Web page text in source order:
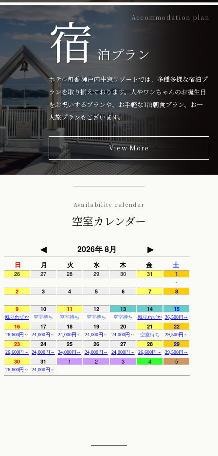
宿泊プラン
Accommodation plan
ホテル旬香 瀬戸内牛窓リゾートでは、多種多様な宿泊プ
ランを取り揃えております。人やワンちゃんのお誕生日
をお祝いするプランや、お手軽な1泊朝食プラン、お一
人旅プランもございます。
View More
空室カレンダー
Availability calendar